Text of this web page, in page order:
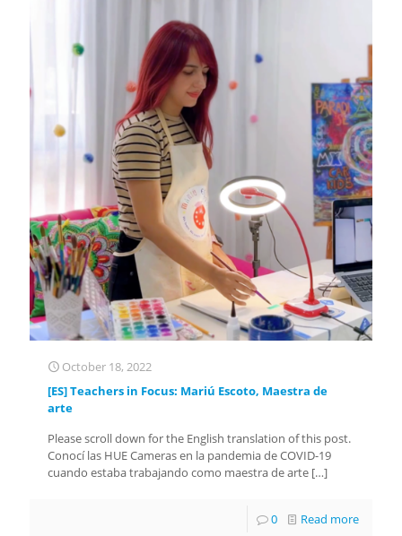
October 18, 2022
[ES] Teachers in Focus: Mariú Escoto, Maestra de
arte
Please scroll down for the English translation of this post.
Conocí las HUE Cameras en la pandemia de COVID-19
cuando estaba trabajando como maestra de arte […]
0 Read more